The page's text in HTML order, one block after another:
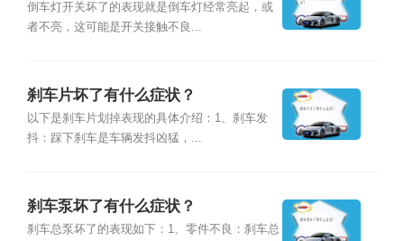
倒车灯开关坏了的表现就是倒车灯经常亮起，或
者不亮，这可能是开关接触不良...
刹车片坏了有什么症状？
以下是刹车片划掉表现的具体介绍：1、刹车发
抖：踩下刹车是车辆发抖凶猛，...
刹车泵坏了有什么症状？
刹车总泵坏了的表现如下：1、零件不良：刹车总